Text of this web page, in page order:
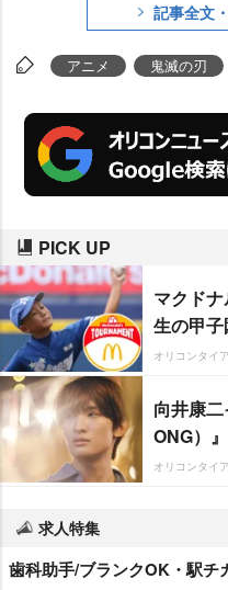
記事全文
アニメ 鬼滅の刃
PICK UP
マクド
生の甲子
オリコンタイ
向井康
ONG）』
オリコンタイ
求人特集
歯科助手/ブランクOK・駅チ